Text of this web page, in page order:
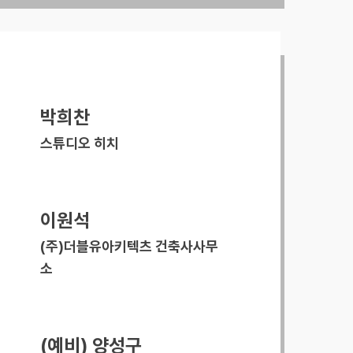
박희찬
스튜디오 히치
이원석
(주)더블유아키텍츠 건축사사무
소
(예비) 양성구